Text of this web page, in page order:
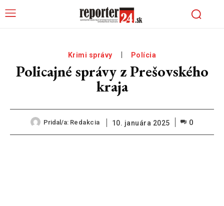
Krimi správy Polícia
Policajné správy z Prešovského
kraja
Pridal/a: Redakcia 10. januára 2025 0